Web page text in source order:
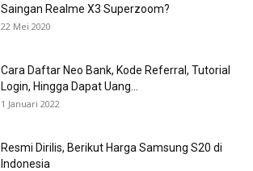
Saingan Realme X3 Superzoom?
22 Mei 2020
Cara Daftar Neo Bank, Kode Referral, Tutorial
Login, Hingga Dapat Uang...
1 Januari 2022
Resmi Dirilis, Berikut Harga Samsung S20 di
Indonesia